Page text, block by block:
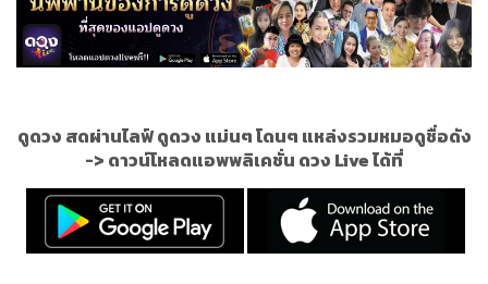
ดูดวง สดผ่านไลฟ์ ดูดวง แม่นๆ โดนๆ แหล่งรวมหมอดูชื่อดัง
-> ดาวน์โหลดแอพพลิเคชั่น ดวง Live ได้ที่